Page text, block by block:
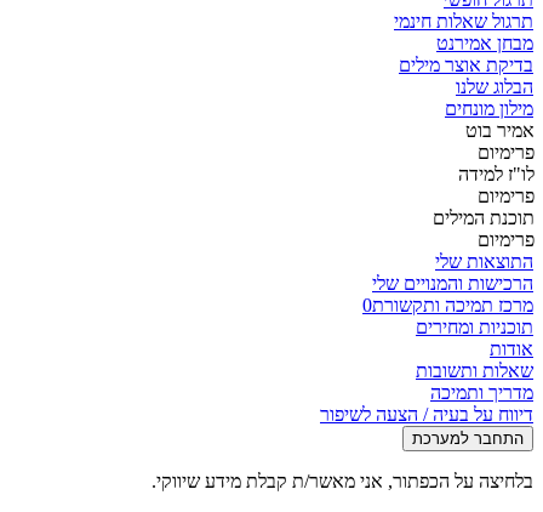
תרגול שאלות חינמי
מבחן אמירנט
בדיקת אוצר מילים
הבלוג שלנו
מילון מונחים
אמיר בוט
פרימיום
לו"ז למידה
פרימיום
תוכנת המילים
פרימיום
התוצאות שלי
הרכישות והמנויים שלי
מרכז תמיכה ותקשורת0
תוכניות ומחירים
אודות
שאלות ותשובות
מדריך ותמיכה
דיווח על בעיה / הצעה לשיפור
התחבר למערכת
בלחיצה על הכפתור, אני מאשר/ת קבלת מידע שיווקי.